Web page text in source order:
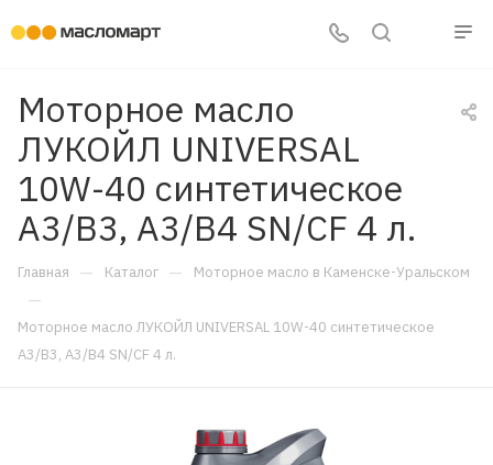
Моторное масло
ЛУКОЙЛ UNIVERSAL
10W-40 синтетическое
A3/B3, A3/B4 SN/CF 4 л.
Главная — Каталог — Моторное масло в Каменске-Уральском
—
Моторное масло ЛУКОЙЛ UNIVERSAL 10W-40 синтетическое
A3/B3, A3/B4 SN/CF 4 л.